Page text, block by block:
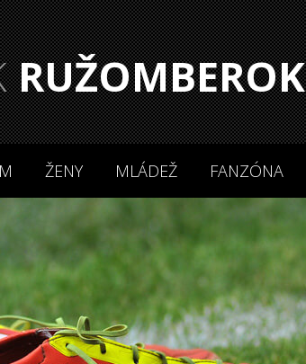
RUŽOMBEROK
ŽENY MLÁDEŽ FANZÓNA